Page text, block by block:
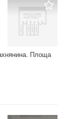
Площа